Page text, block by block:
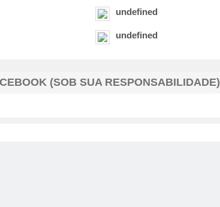
undefined
undefined
(SOB SUA RESPONSABILIDADE)